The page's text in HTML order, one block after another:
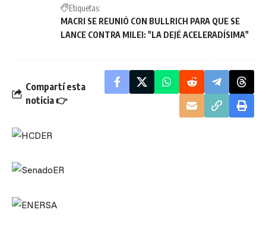
Etiquetas:
MACRI SE REUNIÓ CON BULLRICH PARA QUE SE
LANCE CONTRA MILEI: "LA DEJÉ ACELERADÍSIMA"
Compartí esta
noticia 👉